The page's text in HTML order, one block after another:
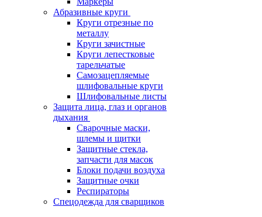
Абразивные круги
Круги отрезные по
металлу
Круги зачистные
Круги лепестковые
тарельчатые
Самозацепляемые
шлифовальные круги
Шлифовальные листы
Защита лица, глаз и органов
дыхания
Сварочные маски,
шлемы и щитки
Защитные стекла,
запчасти для масок
Блоки подачи воздуха
Защитные очки
Респираторы
Спецодежда для сварщиков